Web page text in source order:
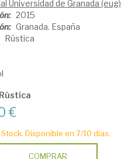
Universidad de Granada (eug)
2015
Granada. España
Rústica
€
Stock. Disponible en 7/10 días.
COMPRAR